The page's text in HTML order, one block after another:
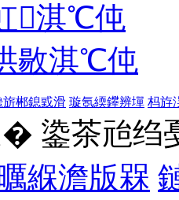
淇℃伅
敭淇℃伅
旂郴鎴戜滑 璇氬緛鑻辨墠 杩斿
鍌茶兘绉
緥澹版槑